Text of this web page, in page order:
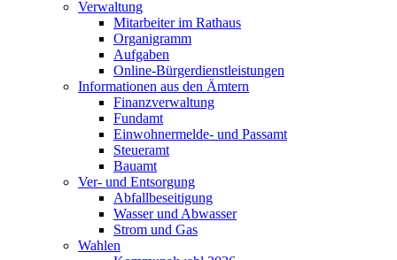
Verwaltung
Mitarbeiter im Rathaus
Organigramm
Aufgaben
Online-Bürgerdienstleistungen
Informationen aus den Ämtern
Finanzverwaltung
Fundamt
Einwohnermelde- und Passamt
Steueramt
Bauamt
Ver- und Entsorgung
Abfallbeseitigung
Wasser und Abwasser
Strom und Gas
Wahlen